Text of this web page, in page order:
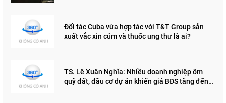
Đối tác Cuba vừa hợp tác với T&T Group sản
xuất vắc xin cúm và thuốc ung thư là ai?
TS. Lê Xuân Nghĩa: Nhiều doanh nghiệp ôm
quỹ đất, đầu cơ dự án khiến giá BĐS tăng đến